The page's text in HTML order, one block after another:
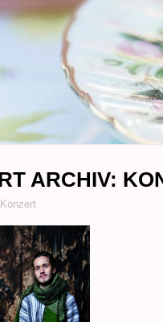
ARCHIV:
Konzert